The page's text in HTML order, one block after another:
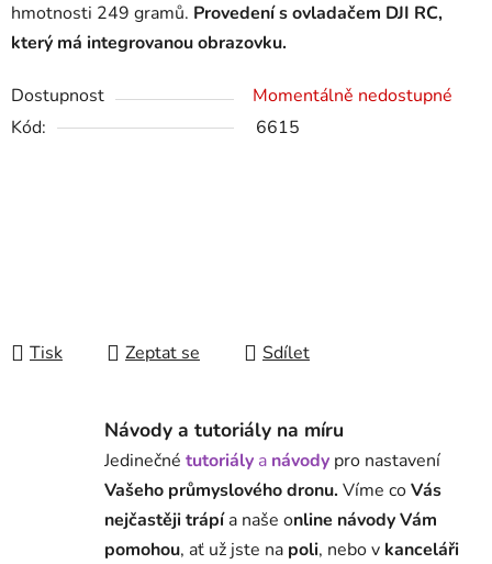
hmotnosti 249 gramů. Provedení s ovladačem DJI RC,
který má integrovanou obrazovku.
Dostupnost
Momentálně nedostupné
Kód:
6615
Tisk Zeptat se Sdílet
Návody a tutoriály na míru
Jedinečné tutoriály a návody pro nastavení
Vašeho průmyslového dronu. Víme coVás
nejčastěji trápía naše online návody Vám
pomohou, ať už jste na poli, nebo v kanceláři